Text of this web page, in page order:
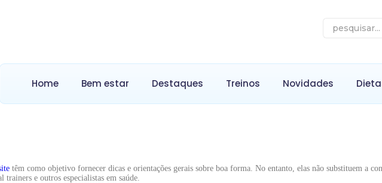
Home Bem estar Destaques Treinos Novidades
têm como objetivo fornecer dicas e orientações gerais sobre boa forma. No entanto, elas não substituem a
e outros especialistas em saúde.